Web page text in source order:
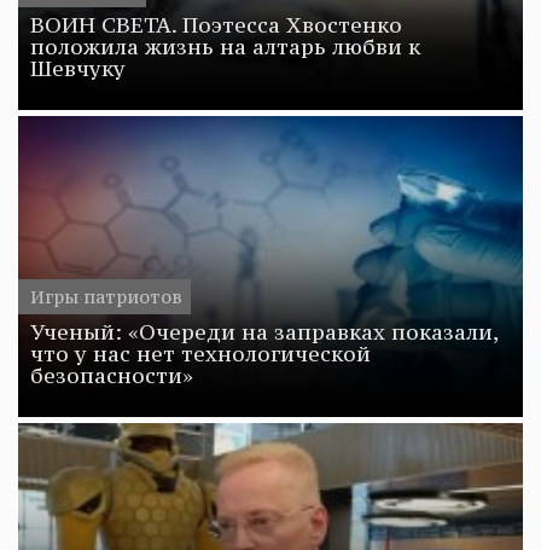
ВОИН СВЕТА. Поэтесса Хвостенко
положила жизнь на алтарь любви к
Шевчуку
Игры патриотов
Ученый: «Очереди на заправках показали,
что у нас нет технологической
безопасности»